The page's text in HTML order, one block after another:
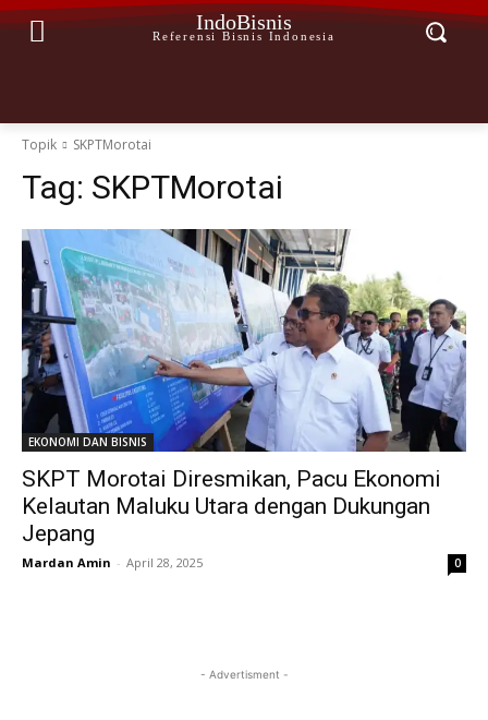
IndoBisnis
Referensi Bisnis Indonesia
Topik SKPTMorotai
Tag: SKPTMorotai
EKONOMI DAN BISNIS
SKPT Morotai Diresmikan, Pacu Ekonomi
Kelautan Maluku Utara dengan Dukungan
Jepang
Mardan Amin - April 28, 2025 0
- Advertisment -